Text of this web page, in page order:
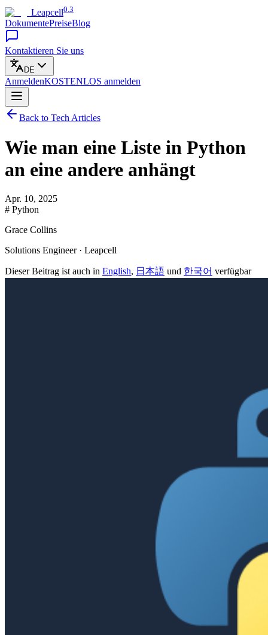
Leapcell0.3
DokumentePreiseBlog
Kontaktieren Sie uns
DE
AnmeldenKOSTENLOS anmelden
Back to Tech Articles
Wie man eine Liste in Python
an eine andere anhängt
Apr. 10, 2025
# Python
Grace Collins
Solutions Engineer · Leapcell
Dieser Beitrag ist auch in English, 日本語 und 한국어 verfügbar